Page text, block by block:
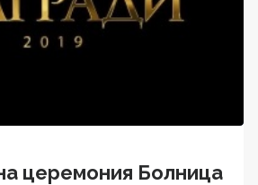
церемония Болница